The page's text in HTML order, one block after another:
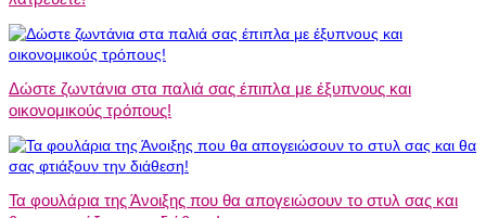
Δώστε ζωντάνια στα παλιά σας έπιπλα με έξυπνους και
οικονομικούς τρόπους!
Τα φουλάρια της Άνοιξης που θα απογειώσουν το στυλ σας και